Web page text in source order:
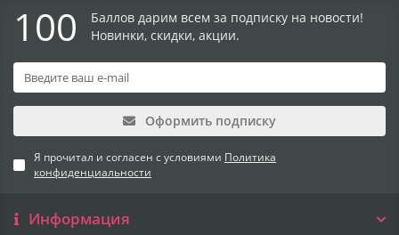
100
Баллов дарим всем за подписку на новости!
Новинки, скидки, акции.
Оформить подписку
Я прочитал и согласен с условиями Политика
конфиденциальности
Информация